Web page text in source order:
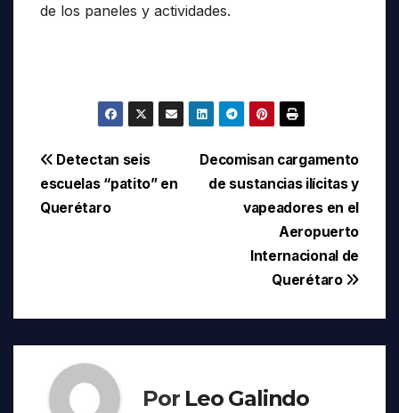
de los paneles y actividades.
Navegación
de
Decomisan cargamento
de sustancias ilícitas y
vapeadores en el
Aeropuerto
Internacional de
Querétaro
Detectan seis
escuelas “patito” en
Querétaro
Por Leo Galindo